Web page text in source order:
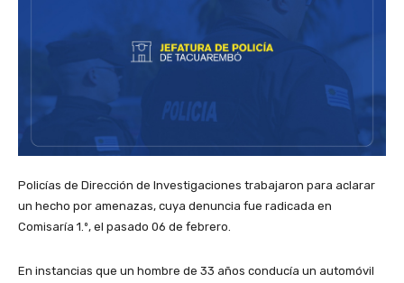
Policías de Dirección de Investigaciones trabajaron para aclarar
un hecho por amenazas, cuya denuncia fue radicada en
Comisaría 1.º, el pasado 06 de febrero.
En instancias que un hombre de 33 años conducía un automóvil